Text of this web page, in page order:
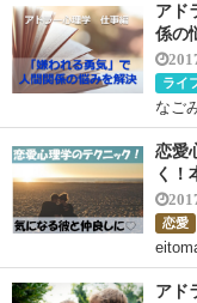
アド
係の
ライ
なご
恋愛
く！
恋愛
アド